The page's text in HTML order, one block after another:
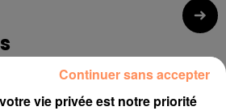
12h23
12h23 12h20
12h20
vie privée est notre priorité
Continuer sans accepter